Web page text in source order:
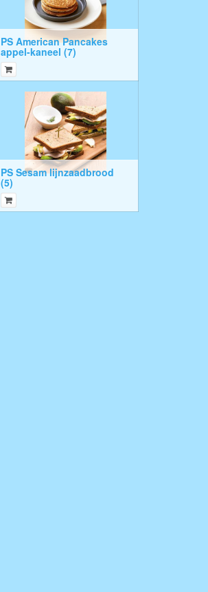
PS American Pancakes
appel-kaneel (7)
PS Sesam lijnzaadbrood
(5)